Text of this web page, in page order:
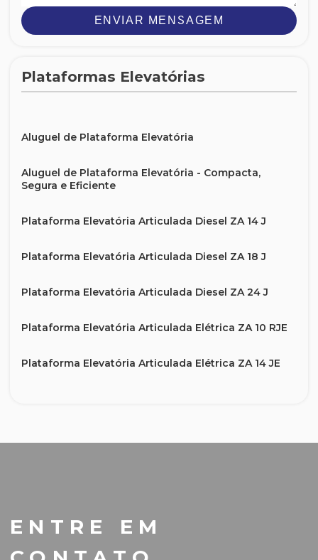
ENVIAR MENSAGEM
Plataformas Elevatórias
Aluguel de Plataforma Elevatória
Aluguel de Plataforma Elevatória - Compacta,
Segura e Eficiente
Plataforma Elevatória Articulada Diesel ZA 14 J
Plataforma Elevatória Articulada Diesel ZA 18 J
Plataforma Elevatória Articulada Diesel ZA 24 J
Plataforma Elevatória Articulada Elétrica ZA 10 RJE
Plataforma Elevatória Articulada Elétrica ZA 14 JE
ENTRE EM